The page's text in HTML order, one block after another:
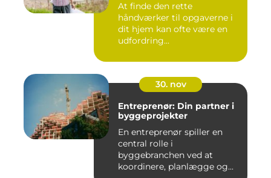
At finde den rette
håndværker til opgaverne i
dit hjem kan ofte være en
udfordring...
30. nov
Entreprenør: Din partner i
byggeprojekter
En entreprenør spiller en
central rolle i
byggebranchen ved at
koordinere, planlægge og...